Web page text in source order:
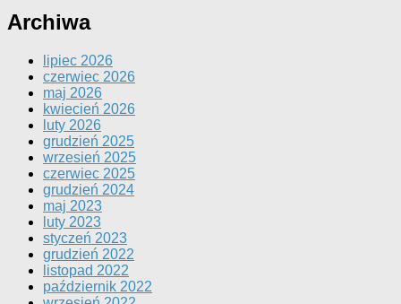
Archiwa
lipiec 2026
czerwiec 2026
maj 2026
kwiecień 2026
luty 2026
grudzień 2025
wrzesień 2025
czerwiec 2025
grudzień 2024
maj 2023
luty 2023
styczeń 2023
grudzień 2022
listopad 2022
październik 2022